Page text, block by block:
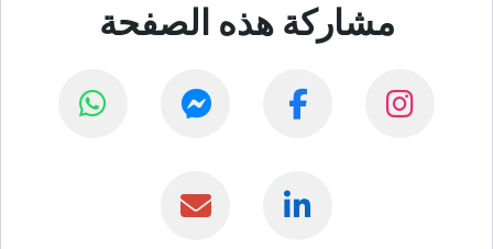
مشاركة هذه الصفحة